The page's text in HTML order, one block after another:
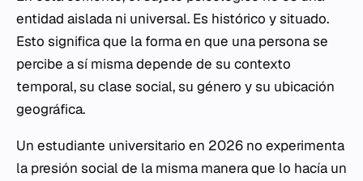
entidad aislada ni universal. Es histórico y situado.
Esto significa que la forma en que una persona se
percibe a sí misma depende de su contexto
temporal, su clase social, su género y su ubicación
geográfica.
Un estudiante universitario en 2026 no experimenta
la presión social de la misma manera que lo hacía un